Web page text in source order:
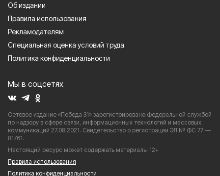
Об издании
Правила использования
Рекламодателям
Специальная оценка условий труда
Политика конфиденциальности
Мы в соцсетях
Сетевое издание «Победа 31» зарегистрировано Федеральной службой
по надзору в сфере связи, информационных технологий и массовых
коммуникаций 27.08.2021. Свидетельство о регистрации ЭЛ № ФС 77 —
81761.
Настоящий ресурс может содержать материалы 12+
Правила использования
Политика конфиденциальности